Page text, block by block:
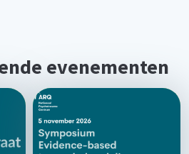
evenementen